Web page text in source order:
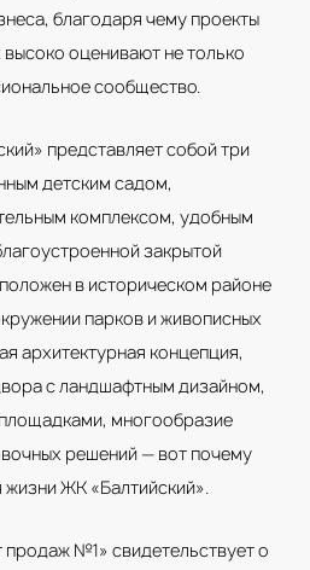
благодаря чему проекты
оценивают не только
сообщество.
представляет собой три
детским садом,
комплексом, удобным
закрытой
в историческом районе
парков и живописных
архитектурная концепция,
с ландшафтным дизайном,
многообразие
решений — вот почему
жизни ЖК «Балтийский».
№1» свидетельствует о